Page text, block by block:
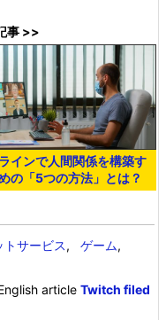
事 >>
インで人間関係を構築す
の「5つの方法」とは？
トサービス,ゲーム,
articleTwitch filed